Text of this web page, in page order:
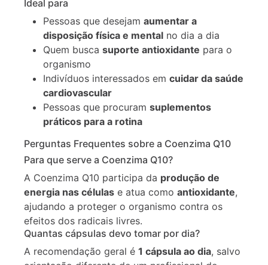
Ideal para
Pessoas que desejam aumentar a
disposição física e mental no dia a dia
Quem busca suporte antioxidante para o
organismo
Indivíduos interessados em cuidar da saúde
cardiovascular
Pessoas que procuram suplementos
práticos para a rotina
Perguntas Frequentes sobre a Coenzima Q10
Para que serve a Coenzima Q10?
A Coenzima Q10 participa da produção de
energia nas células e atua como antioxidante,
ajudando a proteger o organismo contra os
efeitos dos radicais livres.
Quantas cápsulas devo tomar por dia?
A recomendação geral é 1 cápsula ao dia, salvo